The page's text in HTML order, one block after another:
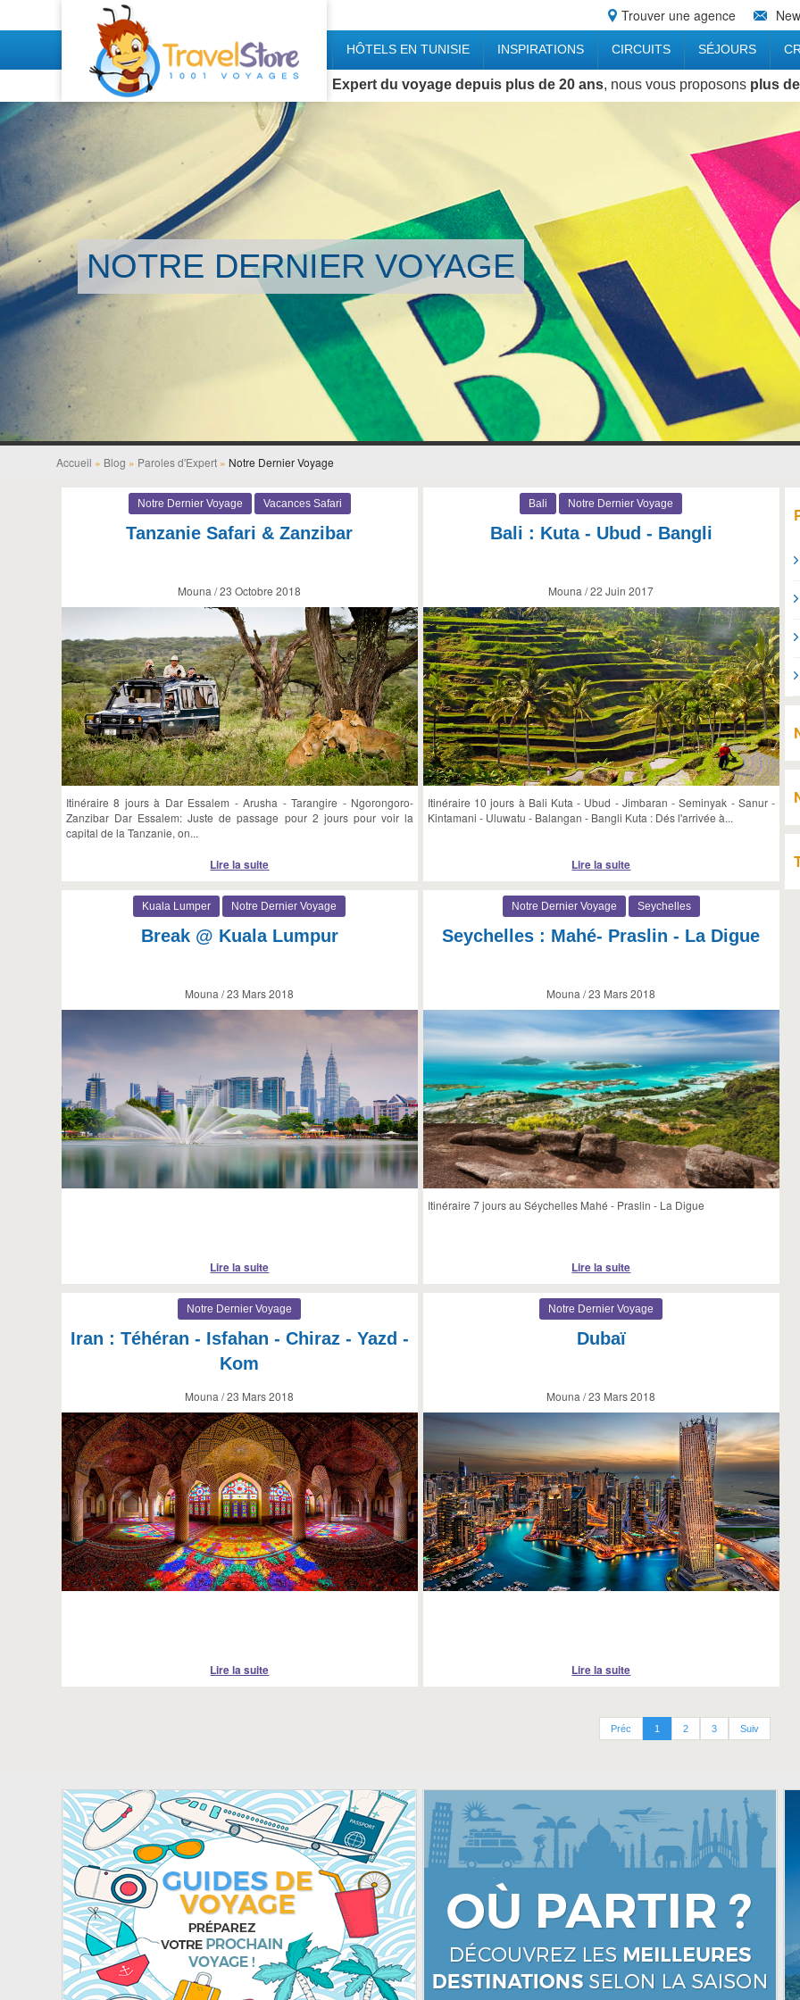
Trouver une agence
HÔTELS EN TUNISIE INSPIRATIONS CIRCUITS SÉJOURS
Expert du voyage depuis plus de 20 ans, nous vous proposons plus
NOTRE DERNIER VOYAGE
Accueil » Blog » Paroles d'Expert » Notre Dernier Voyage
Notre Dernier Voyage Vacances Safari
Tanzanie Safari & Zanzibar
Mouna / 23 Octobre 2018
Itinéraire 8 jours à Dar Essalem - Arusha - Tarangire - Ngorongoro-
Zanzibar Dar Essalem: Juste de passage pour 2 jours pour voir la
capital de la Tanzanie, on...
Lire la suite
Bali Notre Dernier Voyage
Bali : Kuta - Ubud - Bangli
Mouna / 22 Juin 2017
Itinéraire 10 jours à Bali Kuta - Ubud - Jimbaran - Seminyak - Sanur -
Kintamani - Uluwatu - Balangan - Bangli Kuta : Dés l'arrivée à...
Lire la suite
Kuala Lumper Notre Dernier Voyage
Break @ Kuala Lumpur
Mouna / 23 Mars 2018
Lire la suite
Notre Dernier Voyage Seychelles
Seychelles : Mahé- Praslin - La Digue
Mouna / 23 Mars 2018
Itinéraire 7 jours au Séychelles Mahé - Praslin - La Digue
Lire la suite
Notre Dernier Voyage
Iran : Téhéran - Isfahan - Chiraz - Yazd -
Kom
Mouna / 23 Mars 2018
Lire la suite
Notre Dernier Voyage
Dubaï
Mouna / 23 Mars 2018
Lire la suite
Préc 1 2 3 Suiv